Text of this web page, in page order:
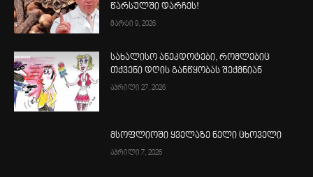
წარსულში დარჩეს!
მარტი 9, 2026
სახალისო ანეკდოტები, რომლებიც
თქვენი დღის განწყობას შექმნიან
აპრილი 27, 2026
მსოფლიოში ყველაზე ნელი ცხოველი
აპრილი 7, 2026